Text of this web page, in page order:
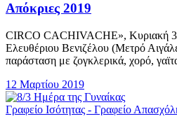
Απόκριες 2019
CIRCO CACHIVACHE», Κυριακή 3/
Ελευθέριου Βενιζέλου (Μετρό
παράσταση με ζογκλερικά, χορό,
12 Μαρτίου 2019
Γραφείο Ισότητας - Γραφείο